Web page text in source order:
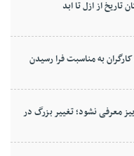
تاریخ از ازل تا ابد
به مناسبت فرا رسیدن
معرفی نشود؛ تغییر بزرگ در